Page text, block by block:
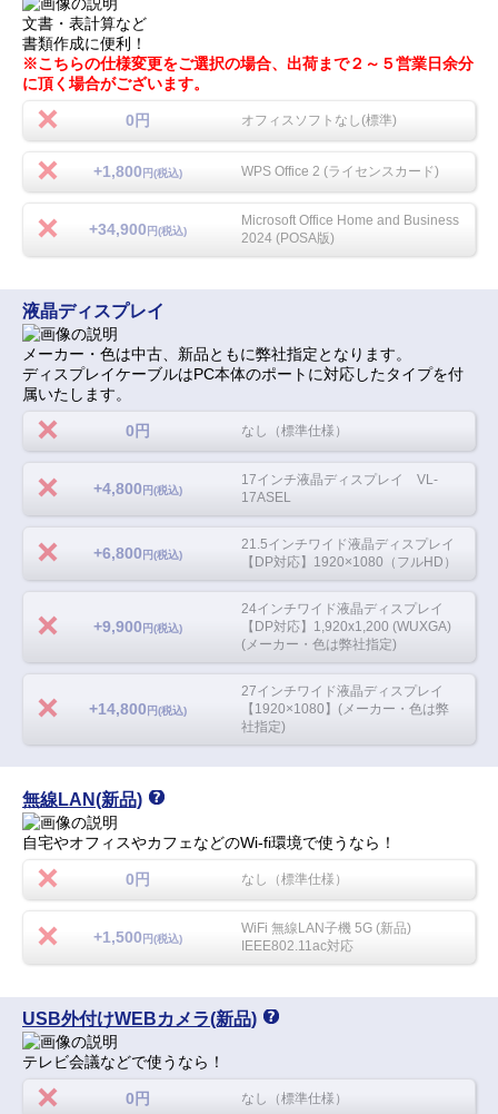
文書・表計算など
書類作成に便利！
※こちらの仕様変更をご選択の場合、出荷まで２～５営業日余分
に頂く場合がございます。
0円 オフィスソフトなし(標準)
+1,800 円(税込) WPS Office 2 (ライセンスカード)
+34,900 円(税込)
Microsoft Office Home and Business
2024 (POSA版)
液晶ディスプレイ
メーカー・色は中古、新品ともに弊社指定となります。
ディスプレイケーブルはPC本体のポートに対応したタイプを付
属いたします。
0円 なし（標準仕様）
+4,800 円(税込)
17インチ液晶ディスプレイ VL-
17ASEL
+6,800 円(税込)
21.5インチワイド液晶ディスプレイ
【DP対応】1920×1080（フルHD）
+9,900 円(税込)
24インチワイド液晶ディスプレイ
【DP対応】1,920x1,200 (WUXGA)
(メーカー・色は弊社指定)
+14,800 円(税込)
27インチワイド液晶ディスプレイ
【1920×1080】(メーカー・色は弊
社指定)
無線LAN(新品)
自宅やオフィスやカフェなどのWi-fi環境で使うなら！
0円 なし（標準仕様）
+1,500 円(税込)
WiFi 無線LAN子機 5G (新品)
IEEE802.11ac対応
USB外付けWEBカメラ(新品)
テレビ会議などで使うなら！
0円 なし（標準仕様）